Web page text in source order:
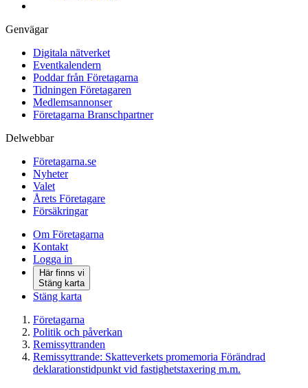
Genvägar
Digitala nätverket
Eventkalendern
Poddar från Företagarna
Tidningen Företagaren
Medlemsannonser
Företagarna Branschpartner
Delwebbar
Företagarna.se
Nyheter
Valet
Årets Företagare
Försäkringar
Om Företagarna
Kontakt
Logga in
Här finns vi
Stäng karta
Stäng karta
Företagarna
Politik och påverkan
Remissyttranden
Remissyttrande: Skatteverkets promemoria Förändrad
deklarationstidpunkt vid fastighetstaxering m.m.